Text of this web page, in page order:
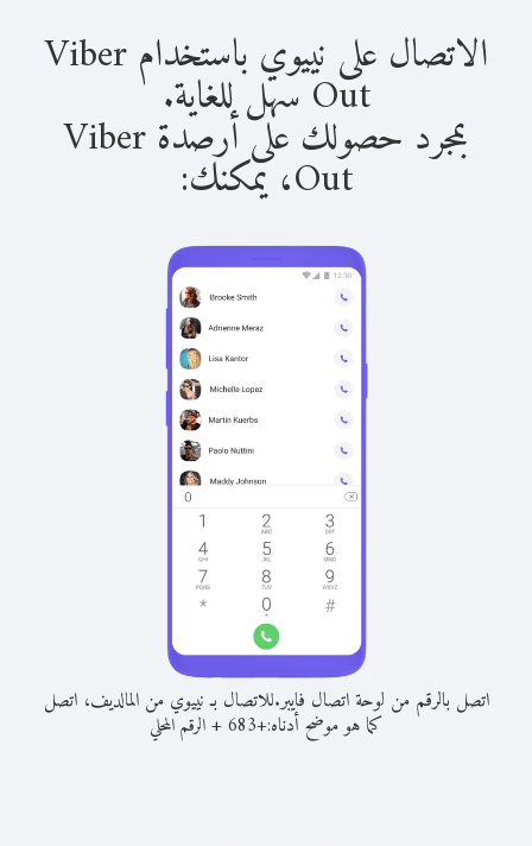
الاتصال على نييوي باستخدام Viber
Out سهل للغاية.
بمجرد حصولك على أرصدة Viber
Out، يمكنك:
اتصل بالرقم من لوحة اتصال فايبر.للاتصال بـ نييوي من المالديف، اتصل
كما هو موضح أدناه:+
683
+الرقم المحلي